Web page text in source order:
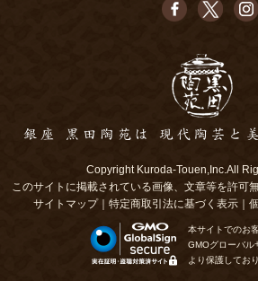
Copyright Kuroda-Touen,Inc.All
このサイトに掲載されている画像、文章等を許可
サイトマップ｜ 特定商取引法に基づく表示
本サイトでのお
GMOグローバル
より保護してお